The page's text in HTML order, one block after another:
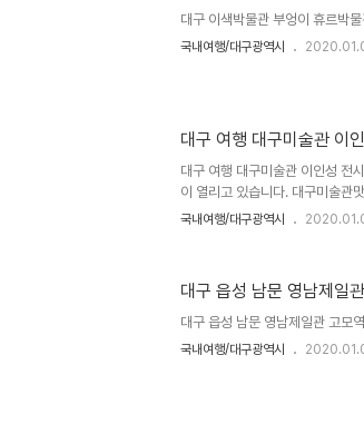
대구 이색박물관 부엉이 휴르박
국내여행/대구광역시
대구 여행 대구미술관 이
대구 여행 대구미술관 이인성 전
이 열리고 있습니다. 대구미술관
국내여행/대구광역시
대구 읍성 남문 영남제일
대구 읍성 남문 영남제일관 고모
국내여행/대구광역시